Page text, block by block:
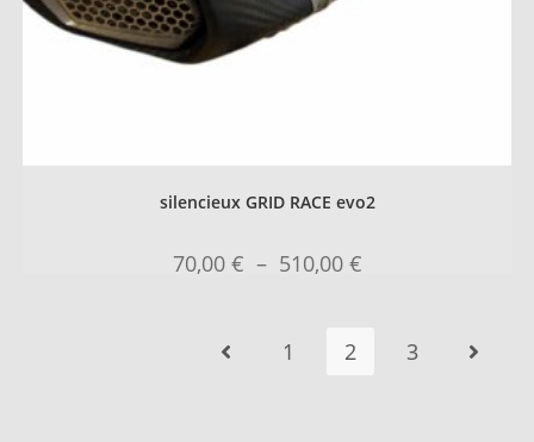
silencieux GRID RACE evo2
70,00 € – 510,00 €
1 2 3